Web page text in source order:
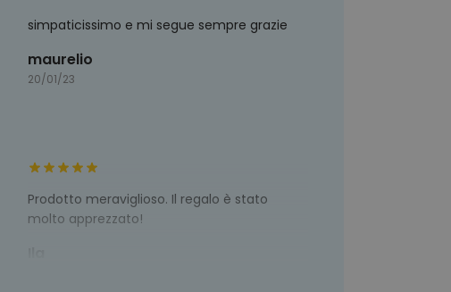
simpaticissimo e mi segue sempre grazie
maurelio
20/01/23
Prodotto meraviglioso. Il regalo è stato
molto apprezzato!